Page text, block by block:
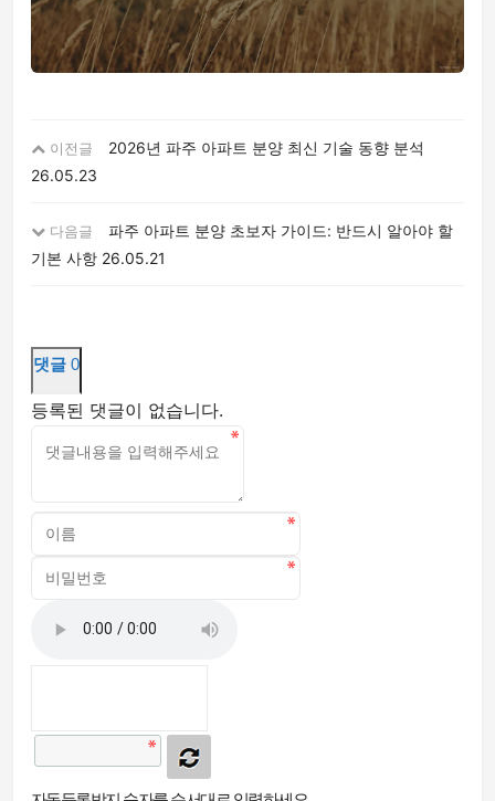
이전글
2026년 파주 아파트 분양 최신 기술 동향 분석
26.05.23
다음글
파주 아파트 분양 초보자 가이드: 반드시 알아야 할
기본 사항 26.05.21
댓글 0
등록된 댓글이 없습니다.